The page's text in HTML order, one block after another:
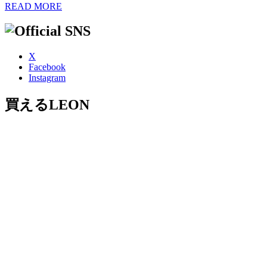
READ MORE
X
Facebook
Instagram
買えるLEON